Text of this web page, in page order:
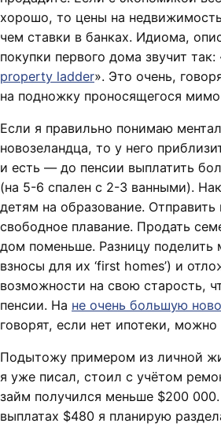
хорошо, то цены на
чем ставки в банках. Идиома,
покупки первого дома звучит
property ladder». Это очень,
на подножку проносящегося
Если я правильно понимаю
новозеландца, то у него
и есть — до пенсии выплатить
(на 5-6 спален с 2-3 ванными).
детям на образование. Отправить
свободное плавание. Продать
дом поменьше. Разницу поделить
взносы для их ‘first homes’) и
возможности на свою старость,
пенсии. На не очень большую
говорят, если нет ипотеки,
Подытожу примером из личной
я уже писал, стоил с учётом
займ получился меньше $200
выплатах $480 я планирую